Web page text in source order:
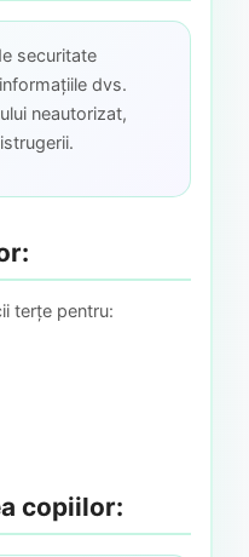
securitate
dvs.
neautorizat,
terțe pentru:
copiilor: